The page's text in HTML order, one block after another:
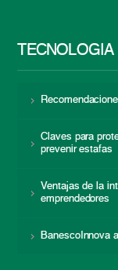
TECNOLOGÍA
Claves para
prevenir estafas
Ventajas de la
emprendedores
BanescoInnova